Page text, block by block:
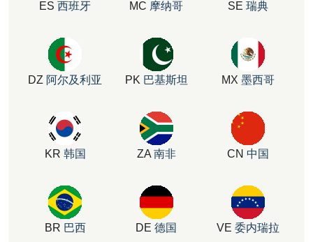
ES 西班牙 MC 摩纳哥 SE 瑞典
DZ 阿尔及利亚 PK 巴基斯坦 MX 墨西哥
KR 韩国 ZA 南非 CN 中国
BR 巴西 DE 德国 VE 委内瑞拉